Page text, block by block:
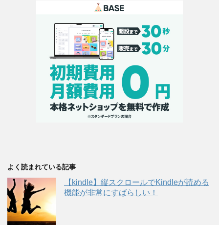
よく読まれている記事
【kindle】縦スクロールでKindleが読める
機能が非常にすばらしい！